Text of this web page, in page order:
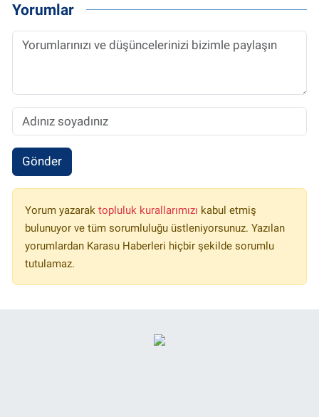
Yorumlar
Gönder
Yorum yazarak topluluk kurallarımızı kabul etmiş
bulunuyor ve tüm sorumluluğu üstleniyorsunuz. Yazılan
yorumlardan Karasu Haberleri hiçbir şekilde sorumlu
tutulamaz.